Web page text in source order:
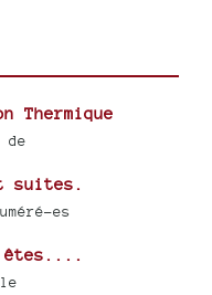
Thermique
de
suites.
es
êtes....